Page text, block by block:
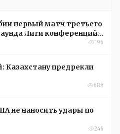
первый матч третьего
Лиги конференций
196
Казахстану предрекли
688
не наносить удары по
246